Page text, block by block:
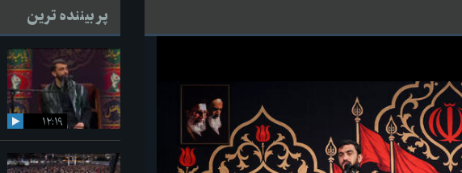
پر بیننده ترین
۱۲:۱۹